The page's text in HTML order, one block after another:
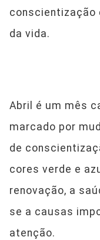
conscientização
da vida.
Abril é um mês
marcado por
de
cores verde e
renovação, a
se a causas
atenção.